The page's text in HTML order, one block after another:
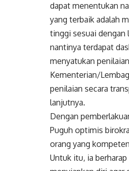
dapat menentukan
yang terbaik adalah
tinggi sesuai dengan
nantinya terdapat
menyatukan
Kementerian/
penilaian secara
lanjutnya.
Dengan
Puguh optimis
orang yang
Untuk itu, ia